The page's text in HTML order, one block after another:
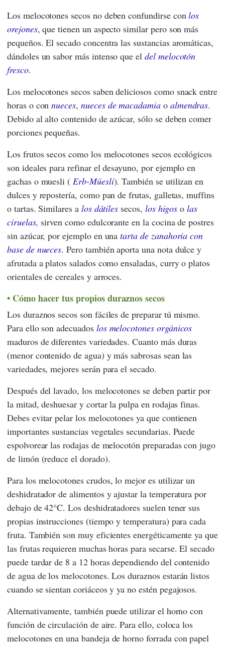
Los melocotones secos no deben confundirse conlos
orejones, que tienen un aspecto similar pero son más
pequeños. El secado concentra las sustancias aromáticas,
dándoles un sabor más intenso que eldel melocotón
fresco.
Los melocotones secos saben deliciosos como snack entre
horas o connueces, nueces de macadamiao almendras.
Debido al alto contenido de azúcar, sólo se deben comer
porciones pequeñas.
Los frutos secos como los melocotones secos ecológicos
son ideales para refinar el desayuno, por ejemplo en
gachas o muesli ( Erb-Müesli). También se utilizan en
dulces y repostería, como pan de frutas, galletas, muffins
o tartas. Similares a los dátiles secos, los higos olas
ciruelas, sirven como edulcorante en la cocina de postres
sin azúcar, por ejemplo en unatarta de zanahoria con
base de nueces. Pero también aporta una nota dulce y
afrutada a platos salados como ensaladas, curry o platos
orientales de cereales y arroces.
Cómo hacer tus propios duraznos secos
Los duraznos secos son fáciles de preparar tú mismo.
Para ello son adecuados los melocotones orgánicos
maduros de diferentes variedades. Cuanto más duras
(menor contenido de agua) y más sabrosas sean las
variedades, mejores serán para el secado.
Después del lavado, los melocotones se deben partir por
la mitad, deshuesar y cortar la pulpa en rodajas finas.
Debes evitar pelar los melocotones ya que contienen
importantes sustancias vegetales secundarias. Puede
espolvorear las rodajas de melocotón preparadas con jugo
de limón (reduce el dorado).
Para los melocotones crudos, lo mejor es utilizar un
deshidratador de alimentos y ajustar la temperatura por
debajo de 42°C. Los deshidratadores suelen tener sus
propias instrucciones (tiempo y temperatura) para cada
fruta. También son muy eficientes energéticamente ya que
las frutas requieren muchas horas para secarse. El secado
puede tardar de 8 a 12 horas dependiendo del contenido
de agua de los melocotones. Los duraznos estarán listos
cuando se sientan coriáceos y ya no estén pegajosos.
Alternativamente, también puede utilizar el horno con
función de circulación de aire. Para ello, coloca los
melocotones en una bandeja de horno forrada con papel